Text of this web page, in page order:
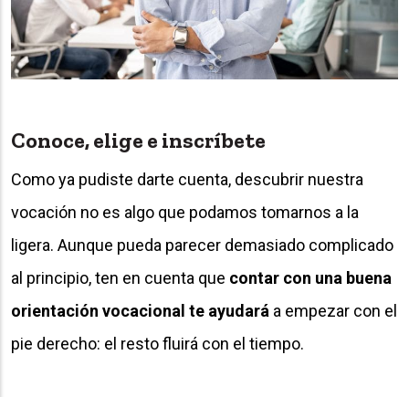
Conoce, elige e inscríbete
Como ya pudiste darte cuenta, descubrir nuestra
vocación no es algo que podamos tomarnos a la
ligera. Aunque pueda parecer demasiado complicado
al principio, ten en cuenta que contar con una buena
orientación vocacional te ayudará a empezar con el
pie derecho: el resto fluirá con el tiempo.